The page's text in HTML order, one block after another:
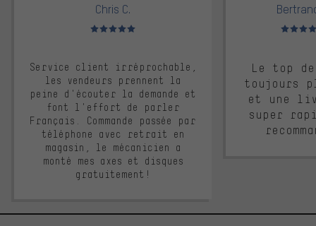
Chris C.
Note moyenne : 5 sur 5
Service client irréprochable,
les vendeurs prennent la
peine d'écouter la demande et
font l'effort de parler
Français. Commande passée par
téléphone avec retrait en
magasin, le mécanicien a
monté mes axes et disques
gratuitement!
Note
Le top
toujours
et une
super